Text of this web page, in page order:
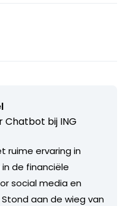
Chatbot bij ING
ruime ervaring in
de financiële
social media en
aan de wieg van